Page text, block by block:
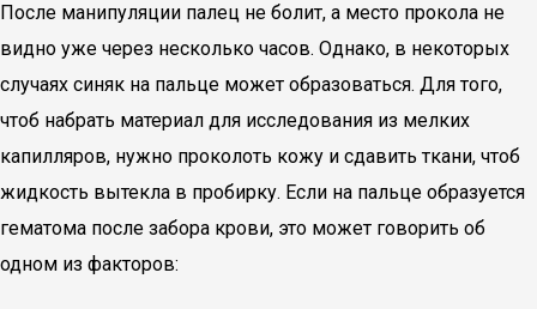
После манипуляции палец не болит, а место прокола не
видно уже через несколько часов. Однако, в некоторых
случаях синяк на пальце может образоваться. Для того,
чтоб набрать материал для исследования из мелких
капилляров, нужно проколоть кожу и сдавить ткани, чтоб
жидкость вытекла в пробирку. Если на пальце образуется
гематома после забора крови, это может говорить об
одном из факторов: